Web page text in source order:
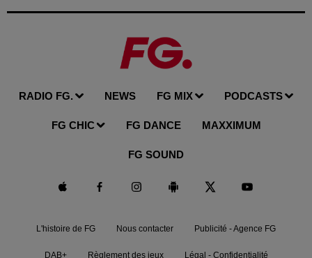
RADIO FG. NEWS FG MIX PODCASTS
FG CHIC FG DANCE MAXXIMUM
FG SOUND
L'histoire de FG Nous contacter Publicité - Agence FG
DAB+ Règlement des jeux Légal - Confidentialité